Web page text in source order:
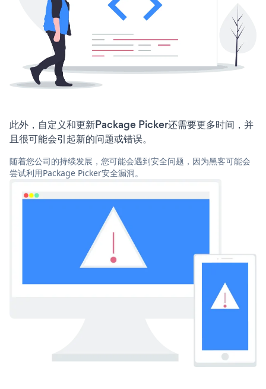
此外，自定义和更新Package Picker还需要更多时间，并
且很可能会引起新的问题或错误。
随着您公司的持续发展，您可能会遇到安全问题，因为黑客可能会
尝试利用Package Picker安全漏洞。